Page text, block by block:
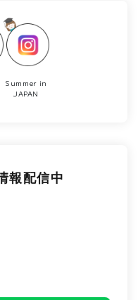
Summer in
JAPAN
報配信中